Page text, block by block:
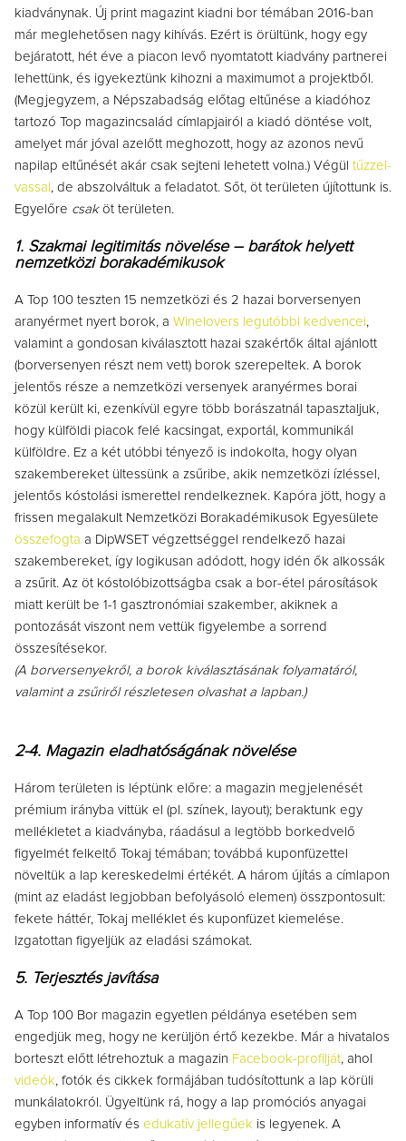
kiadványnak. Új print magazint kiadni bor témában 2016-ban
már meglehetősen nagy kihívás. Ezért is örültünk, hogy egy
bejáratott, hét éve a piacon levő nyomtatott kiadvány partnerei
lehettünk, és igyekeztünk kihozni a maximumot a projektből.
(Megjegyzem, a Népszabadság előtag eltűnése a kiadóhoz
tartozó Top magazincsalád címlapjairól a kiadó döntése volt,
amelyet már jóval azelőtt meghozott, hogy az azonos nevű
napilap eltűnését akár csak sejteni lehetett volna.) Végül tűzzel-
vassal , de abszolváltuk a feladatot. Sőt, öt területen újítottunk is.
Egyelőre csaköt területen.
1. Szakmai legitimitás növelése – barátok helyett
nemzetközi borakadémikusok
A Top 100 teszten 15 nemzetközi és 2 hazai borversenyen
aranyérmet nyert borok, a Winelovers legutóbbi kedvencei,
valamint a gondosan kiválasztott hazai szakértők által ajánlott
(borversenyen részt nem vett) borok szerepeltek. A borok
jelentős része a nemzetközi versenyek aranyérmes borai
közül került ki, ezenkívül egyre több borászatnál tapasztaljuk,
hogy külföldi piacok felé kacsingat, exportál, kommunikál
külföldre. Ez a két utóbbi tényező is indokolta, hogy olyan
szakembereket ültessünk a zsűribe, akik nemzetközi ízléssel,
jelentős kóstolási ismerettel rendelkeznek. Kapóra jött, hogy a
frissen megalakult Nemzetközi Borakadémikusok Egyesülete
összefogta a DipWSET végzettséggel rendelkező hazai
szakembereket, így logikusan adódott, hogy idén ők alkossák
a zsűrit. Az öt kóstolóbizottságba csak a bor-étel párosítások
miatt került be 1-1 gasztronómiai szakember, akiknek a
pontozását viszont nem vettük figyelembe a sorrend
összesítésekor.
(A borversenyekről, a borok kiválasztásának folyamatáról,
valamint a zsűriről részletesen olvashat a lapban.)
2-4. Magazin eladhatóságának növelése
Három területen is léptünk előre: a magazin megjelenését
prémium irányba vittük el (pl. színek, layout); beraktunk egy
mellékletet a kiadványba, ráadásul a legtöbb borkedvelő
figyelmét felkeltő Tokaj témában; továbbá kuponfüzettel
növeltük a lap kereskedelmi értékét. A három újítás a címlapon
(mint az eladást legjobban befolyásoló elemen) összpontosult:
fekete háttér, Tokaj melléklet és kuponfüzet kiemelése.
Izgatottan figyeljük az eladási számokat.
5. Terjesztés javítása
A Top 100 Bor magazin egyetlen példánya esetében sem
engedjük meg, hogy ne kerüljön értő kezekbe. Már a hivatalos
borteszt előtt létrehoztuk a magazin Facebook-profilját, ahol
videók, fotók és cikkek formájában tudósítottunk a lap körüli
munkálatokról. Ügyeltünk rá, hogy a lap promóciós anyagai
egyben informatív és edukatív jellegűek is legyenek. A